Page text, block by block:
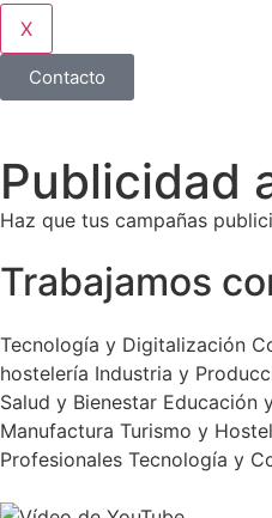
X
Contacto
Publicidad
Haz que tus campañas
Trabajamos
Tecnología y Digitalización
hostelería Industria y
Salud y Bienestar Educación
Manufactura Turismo y
Profesionales Tecnología y